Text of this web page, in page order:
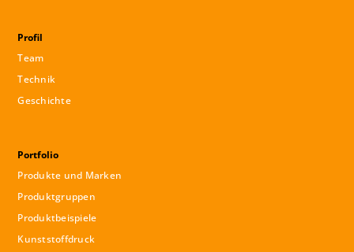
Profil
Team
Technik
Geschichte
Portfolio
Produkte und Marken
Produktgruppen
Produktbeispiele
Kunststoffdruck